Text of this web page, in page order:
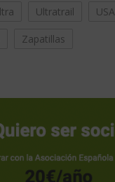
Ultratrail USA
Zapatillas